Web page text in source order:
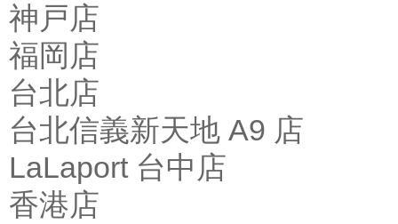
神戸店
福岡店
台北店
台北信義新天地 A9 店
LaLaport 台中店
香港店